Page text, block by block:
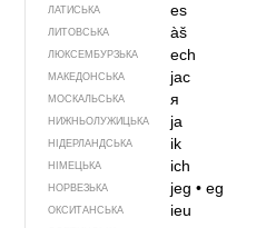
ЛАТИСЬКА es
ЛИТОВСЬКА àš
ЛЮКСЕМБУРЗЬКА ech
МАКЕДОНСЬКА јас
МОСКАЛЬСЬКА я
НИЖНЬОЛУЖИЦЬКА ja
НІДЕРЛАНДСЬКА ik
НІМЕЦЬКА ich
НОРВЕЗЬКА jeg• eg
ОКСИТАНСЬКА ieu